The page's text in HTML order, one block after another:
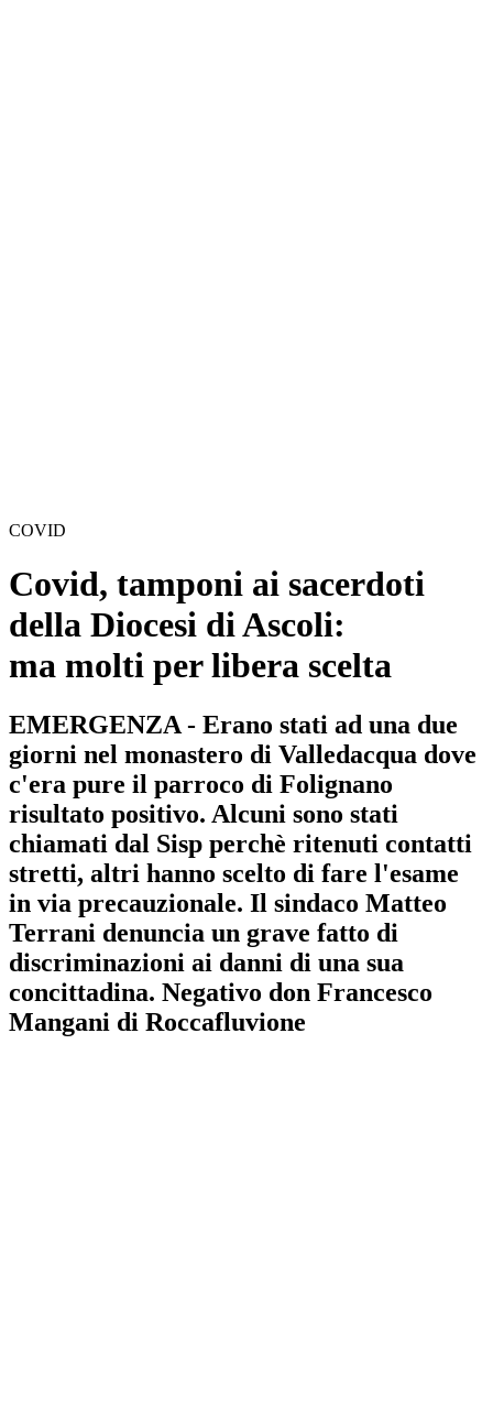
COVID
Covid, tamponi ai sacerdoti
della Diocesi di Ascoli:
ma molti per libera scelta
EMERGENZA - Erano stati ad una due
giorni nel monastero di Valledacqua dove
c'era pure il parroco di Folignano
risultato positivo. Alcuni sono stati
chiamati dal Sisp perchè ritenuti contatti
stretti, altri hanno scelto di fare l'esame
in via precauzionale. Il sindaco Matteo
Terrani denuncia un grave fatto di
discriminazioni ai danni di una sua
concittadina. Negativo don Francesco
Mangani di Roccafluvione